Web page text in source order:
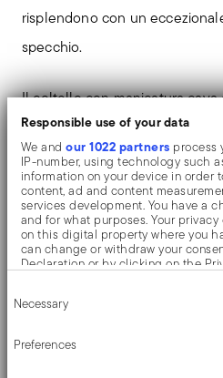
Responsible use of your data
We andour 1022 partners process
IP-number, using technology such
information on your device in order
content, ad and content
services development. You have a
and for what purposes. Your
on this digital property where you
can change or withdraw your
Declaration or by clicking on the
Collect information about
Identify your device by
characteristics (fingerprinting)
Find out more about how your
Selection
Necessary
Preferences
risplendono con un
specchio.
Il coltello con manicatura
collezione di posate più
accoppiata al manico
pasta cementizia speciale di
conferisce al coltello un
un processo artigianale che
interamente realizzato a mano.
barocco-piemontese e lo stile